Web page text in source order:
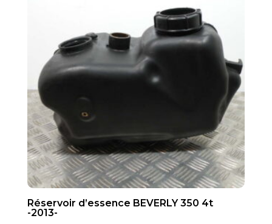
Réservoir d’essence BEVERLY 350 4t
-2013-